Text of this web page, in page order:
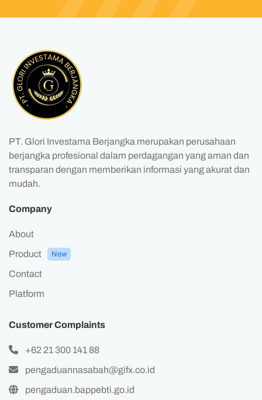
PT. Glori Investama Berjangka merupakan perusahaan
berjangka profesional dalam perdagangan yang aman dan
transparan dengan memberikan informasi yang akurat dan
mudah.
Company
About
Product
New
Contact
Platform
Customer Complaints
+62 21 300 141 88
pengaduannasabah@gifx.co.id
pengaduan.bappebti.go.id